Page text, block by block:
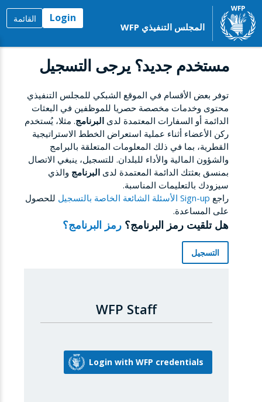
المجلس التنفيذي WFP
Login القائمة
مستخدم جديد؟ يرجى التسجيل
توفر بعض الأقسام في الموقع الشبكي للمجلس التنفيذي
محتوى وخدمات مخصصة حصريا للموظفين في البعثات
الدائمة أو السفارات المعتمدة لدى البرنامج. مثلا، يُستخدم
ركن الأعضاء أثناء عملية استعراض الخطط الاستراتيجية
القطرية، بما في ذلك المعلومات المتعلقة بالبرامج
والشؤون المالية والأداء للبلدان. للتسجيل، ينبغي الاتصال
بمنسق بعثتك الدائمة المعتمدة لدى البرنامج والذي
سيزودك بالتعليمات المناسبة.
راجع Sign-up الأسئلة الشائعة الخاصة بالتسجيل
للحصول
على المساعدة.
هل تلقيت رمز البرنامج؟ رمز البرنامج؟
التسجيل
WFP Staff